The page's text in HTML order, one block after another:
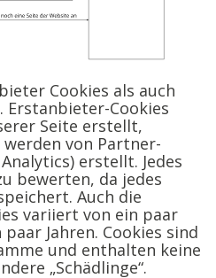
Cookies als auch
Cookies
Seite erstellt,
von Partner-
erstellt. Jedes
bewerten, da jedes
Auch die
variiert von ein paar
Jahren. Cookies sind
und enthalten keine
„Schädlinge“.